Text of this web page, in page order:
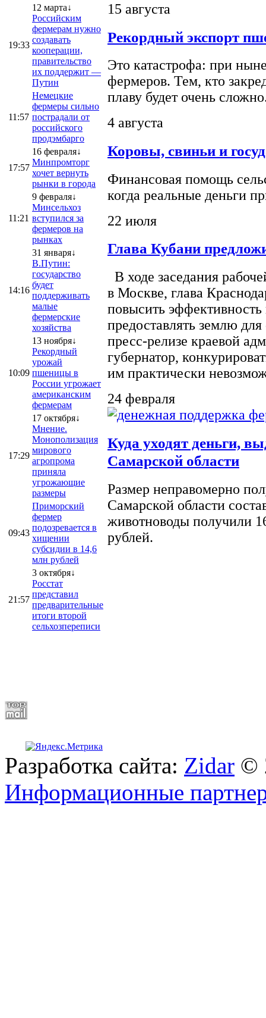
19:33
12 марта↓
Российским
фермерам нужно
создавать
кооперации,
правительство
их поддержит —
Путин
11:57
Немецкие
фермеры сильно
пострадали от
российского
продэмбарго
17:57
16 февраля↓
Минпромторг
хочет вернуть
рынки в города
11:21
9 февраля↓
Минсельхоз
вступился за
фермеров на
рынках
14:16
31 января↓
В.Путин:
государство
будет
поддерживать
малые
фермерские
хозяйства
10:09
13 ноября↓
Рекордный
урожай
пшеницы в
России угрожает
американским
фермерам
17:29
17 октября↓
Мнение.
Монополизация
мирового
агропрома
приняла
угрожающие
размеры
09:43
Приморский
фермер
подозревается в
хищении
субсидии в 14,6
млн рублей
21:57
3 октября↓
Росстат
представил
предварительные
итоги второй
сельхозпереписи
15 августа
Рекордный экспорт
Это катастрофа: при
фермеров. Тем, кто
плаву будет очень
4 августа
Коровы, свиньи и
Финансовая помощь
когда реальные деньги
22 июля
Глава Кубани
В ходе заседания
в Москве, глава
повысить эффективность
предоставлять землю
пресс-релизе краевой
губернатор,
им практически
24 февраля
Куда уходят деньги,
Самарской области
Размер неправомерно
Самарской области
животноводы получили
рублей.
Разработка сайта: Zidar ©
Информационные